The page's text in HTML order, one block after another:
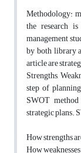
Methodology:
the research
management
by both library
article are
Strengths,
step of
SWOT
strategic plans.
How strengths